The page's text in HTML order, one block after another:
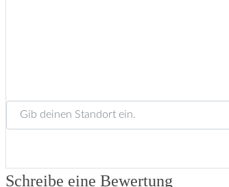
Gib deinen Standort ein.
Schreibe eine Bewertung